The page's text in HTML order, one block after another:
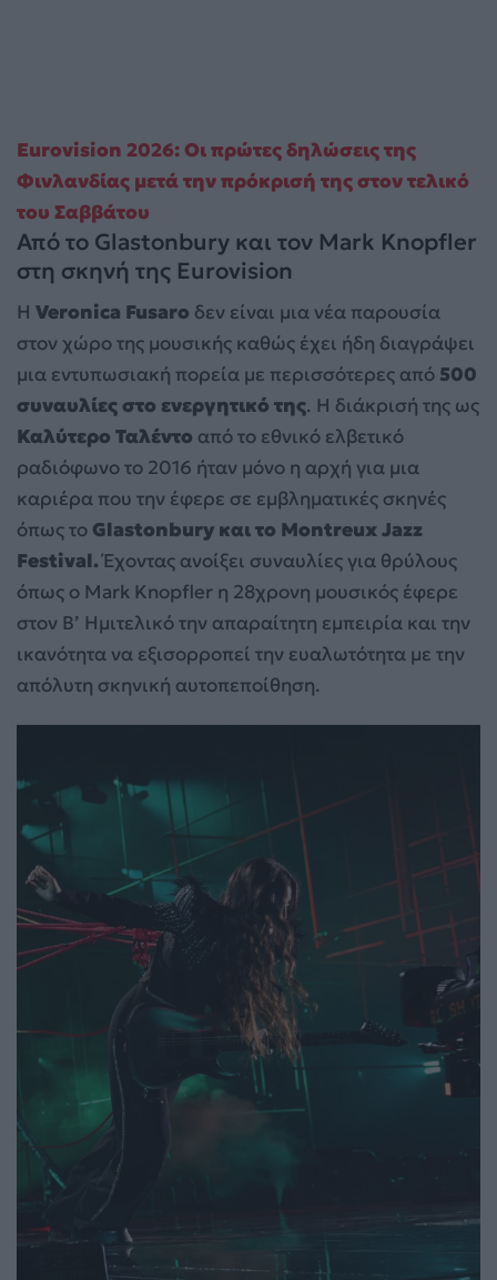
Eurovision 2026: Οι πρώτες δηλώσεις της
Φινλανδίας μετά την πρόκρισή της στον τελικό
του Σαββάτου
Από το Glastonbury και τον Mark Knopfler
στη σκηνή της Eurovision
Η Veronica Fusaro δεν είναι μια νέα παρουσία
στον χώρο της μουσικής καθώς έχει ήδη διαγράψει
μια εντυπωσιακή πορεία με περισσότερες από 500
συναυλίες στο ενεργητικό της. Η διάκρισή της ως
Καλύτερο Ταλέντο από το εθνικό ελβετικό
ραδιόφωνο το 2016 ήταν μόνο η αρχή για μια
καριέρα που την έφερε σε εμβληματικές σκηνές
όπως το Glastonbury και το Montreux Jazz
Festival.Έχοντας ανοίξει συναυλίες για θρύλους
όπως ο Mark Knopfler η 28χρονη μουσικός έφερε
στον Β’ Ημιτελικό την απαραίτητη εμπειρία και την
ικανότητα να εξισορροπεί την ευαλωτότητα με την
απόλυτη σκηνική αυτοπεποίθηση.